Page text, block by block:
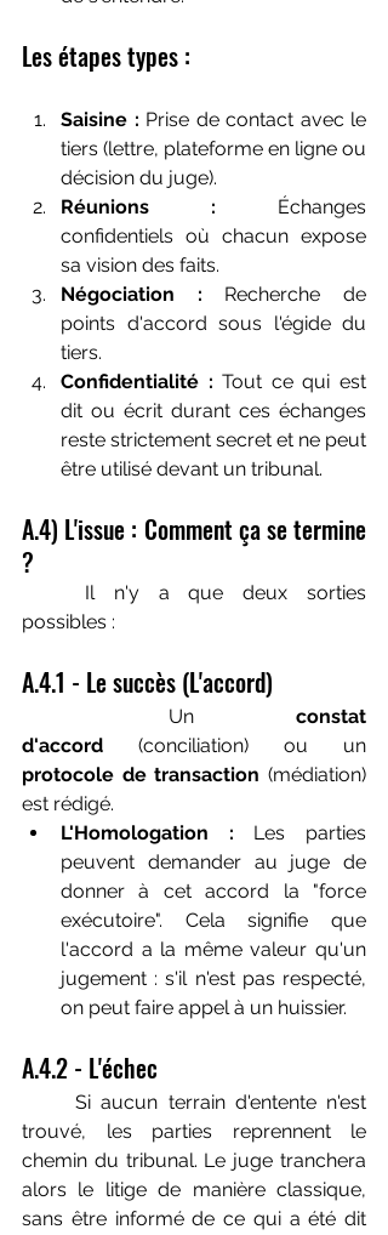
Les étapes types :
Saisine : Prise de contact avec le
tiers (lettre, plateforme en ligne ou
décision du juge).
Réunions : Échanges
confidentiels où chacun expose
sa vision des faits.
Négociation : Recherche de
points d'accord sous l'égide du
tiers.
Confidentialité : Tout ce qui est
dit ou écrit durant ces échanges
reste strictement secret et ne peut
être utilisé devant un tribunal.
A.4) L'issue : Comment ça se termine
?
possibles :
A.4.1 - Le succès (L'accord)
	Un
constat
d'accord
protocole de transaction (médiation)
est rédigé.
L'Homologation : Les parties
peuvent demander au juge de
donner à cet accord la "force
exécutoire". Cela signifie que
l'accord a la même valeur qu'un
jugement : s'il n'est pas respecté,
on peut faire appel à un huissier.
A.4.2 - L'échec
	Si aucun terrain d'entente n'est
trouvé, les parties reprennent le
chemin du tribunal. Le juge tranchera
alors le litige de manière classique,
sans être informé de ce qui a été dit